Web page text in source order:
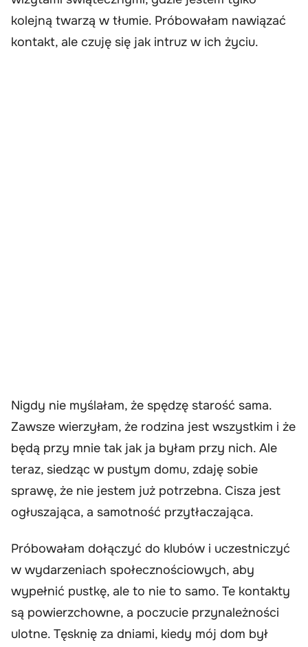
kolejną twarzą w tłumie. Próbowałam nawiązać
kontakt, ale czuję się jak intruz w ich życiu.
Nigdy nie myślałam, że spędzę starość sama.
Zawsze wierzyłam, że rodzina jest wszystkim i że
będą przy mnie tak jak ja byłam przy nich. Ale
teraz, siedząc w pustym domu, zdaję sobie
sprawę, że nie jestem już potrzebna. Cisza jest
ogłuszająca, a samotność przytłaczająca.
Próbowałam dołączyć do klubów i uczestniczyć
w wydarzeniach społecznościowych, aby
wypełnić pustkę, ale to nie to samo. Te kontakty
są powierzchowne, a poczucie przynależności
ulotne. Tęsknię za dniami, kiedy mój dom był